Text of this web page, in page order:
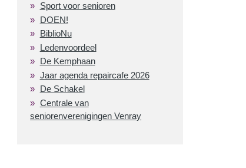
Sport voor senioren
DOEN!
BiblioNu
Ledenvoordeel
De Kemphaan
Jaar agenda repaircafe 2026
De Schakel
Centrale van
seniorenverenigingen Venray